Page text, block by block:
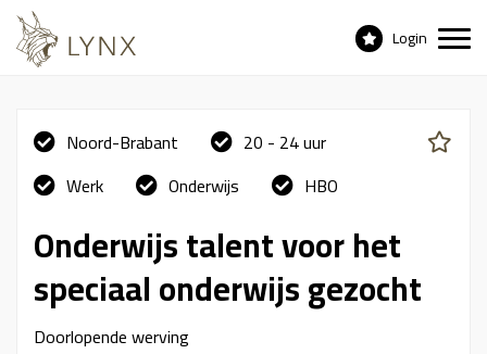
Login
Noord-Brabant
20 - 24 uur
Werk
Onderwijs HBO
Onderwijs talent voor het
speciaal onderwijs gezocht
Doorlopende werving